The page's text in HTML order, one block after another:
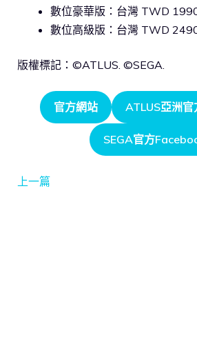
數位豪華版：台灣 TWD
數位高級版：台灣 TWD
版權標記：©ATLUS. ©SEGA.
官方網站 ATLUS亞洲
SEGA官方
上一篇